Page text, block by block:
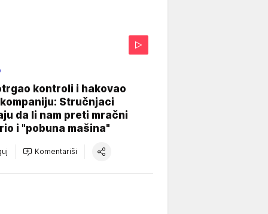
kontroli i hakovao
Stručnjaci
da li nam preti mračni
i "pobuna mašina"
Komentariši